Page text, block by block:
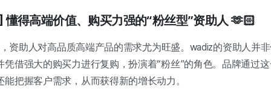
懂得高端价值、购买力强的“粉丝型”资助人 🫶🏻
资助人对高品质高端产品的需求尤为旺盛。wadiz的资助人并
凭借强大的购买力进行复购，扮演着“粉丝”的角色。品牌通过
把握客户需求，从而获得新的增长动力。